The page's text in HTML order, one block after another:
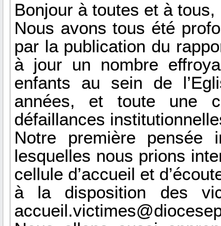
Bonjour à toutes et à tous,
Nous avons tous été
par la publication du
à jour un nombre
enfants au sein de
années, et toute une
défaillances
Notre première pensée
lesquelles nous prions
cellule d’accueil et
à la disposition des